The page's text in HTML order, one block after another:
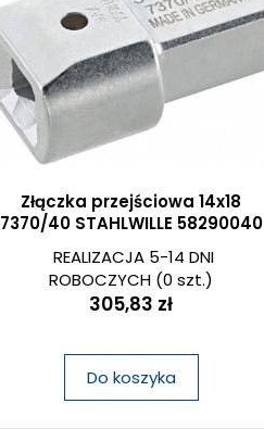
Złączka przejściowa 14x18
7370/40 STAHLWILLE 58290040
REALIZACJA 5-14 DNI
ROBOCZYCH (0 szt.)
305,83 zł
Do koszyka